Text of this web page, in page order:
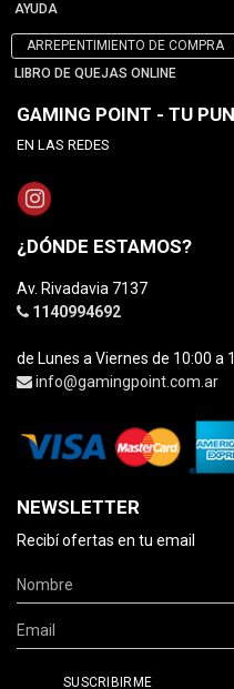
AYUDA
ARREPENTIMIENTO DE COMPRA
LIBRO DE QUEJAS ONLINE
GAMING POINT - TU
EN LAS REDES
¿DÓNDE ESTAMOS?
Av. Rivadavia 7137
1140994692
de Lunes a Viernes de 10:00 a
info@gamingpoint.com.ar
NEWSLETTER
Recibí ofertas en tu email